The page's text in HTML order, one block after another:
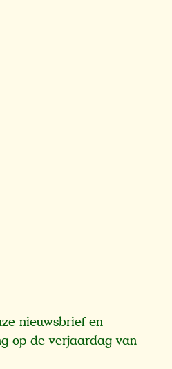
nieuwsbrief en
op de verjaardag van